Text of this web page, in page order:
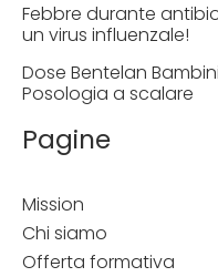
Febbre durante
un virus influenzale!
Dose Bentelan
Posologia a scalare
Pagine
Mission
Chi siamo
Offerta formativa